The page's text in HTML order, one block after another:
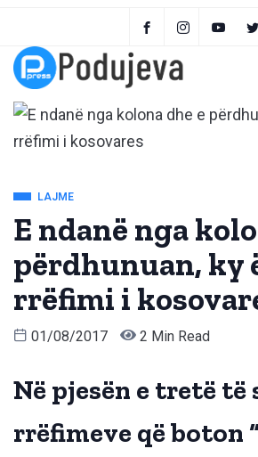
LAJME
E ndanë nga
përdhunuan, ky
rrëfimi i
01/08/2017 2 Min Read
Në pjesën e tretë të
rrëfimeve që boton